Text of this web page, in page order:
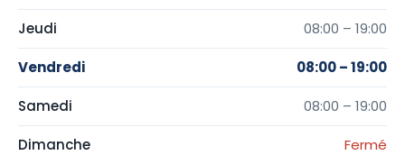
Jeudi 08:00 – 19:00
Vendredi 08:00 – 19:00
Samedi 08:00 – 19:00
Dimanche Fermé